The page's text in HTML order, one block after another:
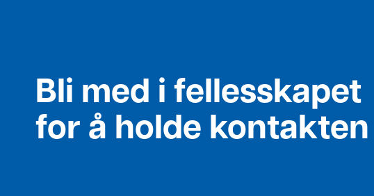
Bli med i fellesskapet
for å holde kontakten